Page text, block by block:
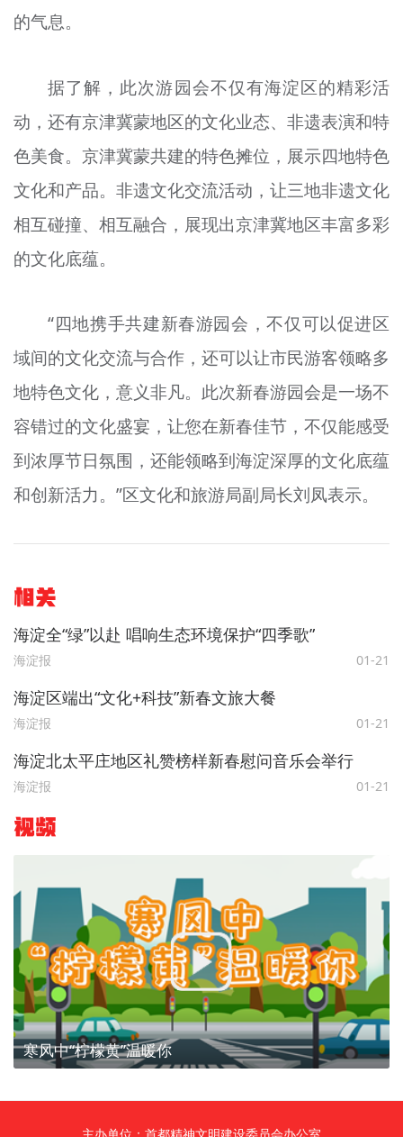
的气息。
据了解，此次游园会不仅有海淀区的精彩活
动，还有京津冀蒙地区的文化业态、非遗表演和特
色美食。京津冀蒙共建的特色摊位，展示四地特色
文化和产品。非遗文化交流活动，让三地非遗文化
相互碰撞、相互融合，展现出京津冀地区丰富多彩
的文化底蕴。
“四地携手共建新春游园会，不仅可以促进区
域间的文化交流与合作，还可以让市民游客领略多
地特色文化，意义非凡。此次新春游园会是一场不
容错过的文化盛宴，让您在新春佳节，不仅能感受
到浓厚节日氛围，还能领略到海淀深厚的文化底蕴
和创新活力。”区文化和旅游局副局长刘凤表示。
相关
海淀全“绿”以赴 唱响生态环境保护“四季歌”
海淀报 01-21
海淀区端出“文化+科技”新春文旅大餐
海淀报 01-21
海淀北太平庄地区礼赞榜样新春慰问音乐会举行
海淀报 01-21
视频
寒风中“柠檬黄”温暖你
主办单位：首都精神文明建设委员会办公室